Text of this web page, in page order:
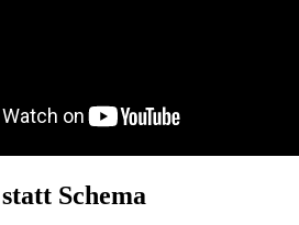
Schema